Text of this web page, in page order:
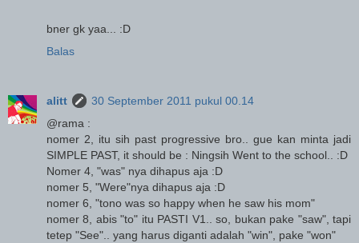
bner gk yaa... :D
Balas
alitt
30 September 2011 pukul 00.14
@rama :
nomer 2, itu sih past progressive bro.. gue kan minta jadi
SIMPLE PAST, it should be : Ningsih Went to the school.. :D
Nomer 4, "was" nya dihapus aja :D
nomer 5, "Were"nya dihapus aja :D
nomer 6, "tono was so happy when he saw his mom"
nomer 8, abis "to" itu PASTI V1.. so, bukan pake "saw", tapi
tetep "See".. yang harus diganti adalah "win", pake "won"